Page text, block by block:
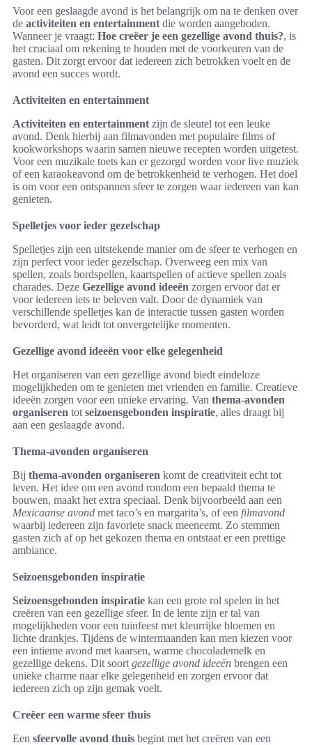
Voor een geslaagde avond is het belangrijk om na te denken over
de activiteiten en entertainment die worden aangeboden.
Wanneer je vraagt: Hoe creëer je een gezellige avond thuis?, is
het cruciaal om rekening te houden met de voorkeuren van de
gasten. Dit zorgt ervoor dat iedereen zich betrokken voelt en de
avond een succes wordt.
Activiteiten en entertainment
Activiteiten en entertainment zijn de sleutel tot een leuke
avond. Denk hierbij aan filmavonden met populaire films of
kookworkshops waarin samen nieuwe recepten worden uitgetest.
Voor een muzikale toets kan er gezorgd worden voor live muziek
of een karaokeavond om de betrokkenheid te verhogen. Het doel
is om voor een ontspannen sfeer te zorgen waar iedereen van kan
genieten.
Spelletjes voor ieder gezelschap
Spelletjes zijn een uitstekende manier om de sfeer te verhogen en
zijn perfect voor ieder gezelschap. Overweeg een mix van
spellen, zoals bordspellen, kaartspellen of actieve spellen zoals
charades. Deze Gezellige avond ideeën zorgen ervoor dat er
voor iedereen iets te beleven valt. Door de dynamiek van
verschillende spelletjes kan de interactie tussen gasten worden
bevorderd, wat leidt tot onvergetelijke momenten.
Gezellige avond ideeën voor elke gelegenheid
Het organiseren van een gezellige avond biedt eindeloze
mogelijkheden om te genieten met vrienden en familie. Creatieve
ideeën zorgen voor een unieke ervaring. Van thema-avonden
organiseren tot seizoensgebonden inspiratie, alles draagt bij
aan een geslaagde avond.
Thema-avonden organiseren
Bij thema-avonden organiseren komt de creativiteit echt tot
leven. Het idee om een avond rondom een bepaald thema te
bouwen, maakt het extra speciaal. Denk bijvoorbeeld aan een
Mexicaanse avond met taco’s en margarita’s, of een filmavond
waarbij iedereen zijn favoriete snack meeneemt. Zo stemmen
gasten zich af op het gekozen thema en ontstaat er een prettige
ambiance.
Seizoensgebonden inspiratie
Seizoensgebonden inspiratie kan een grote rol spelen in het
creëren van een gezellige sfeer. In de lente zijn er tal van
mogelijkheden voor een tuinfeest met kleurrijke bloemen en
lichte drankjes. Tijdens de wintermaanden kan men kiezen voor
een intieme avond met kaarsen, warme chocolademelk en
gezellige dekens. Dit soort gezellige avond ideeën brengen een
unieke charme naar elke gelegenheid en zorgen ervoor dat
iedereen zich op zijn gemak voelt.
Creëer een warme sfeer thuis
Een sfeervolle avond thuis begint met het creëren van een